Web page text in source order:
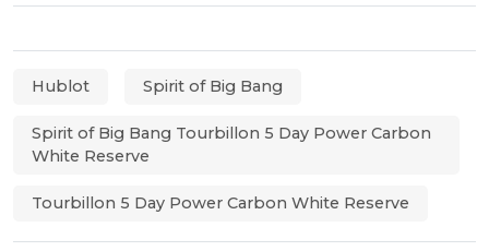
Hublot Spirit of Big Bang
Spirit of Big Bang Tourbillon 5 Day Power Carbon
White Reserve
Tourbillon 5 Day Power Carbon White Reserve